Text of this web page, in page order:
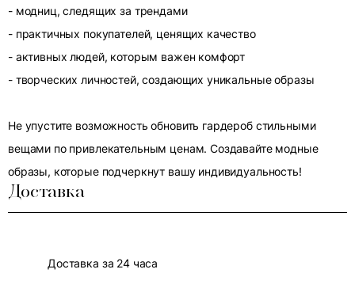
- модниц, следящих за трендами
- практичных покупателей, ценящих качество
- активных людей, которым важен комфорт
- творческих личностей, создающих уникальные образы
Не упустите возможность обновить гардероб стильными
вещами по привлекательным ценам. Создавайте модные
образы, которые подчеркнут вашу индивидуальность!
Доставка
Доставка за 24 часа